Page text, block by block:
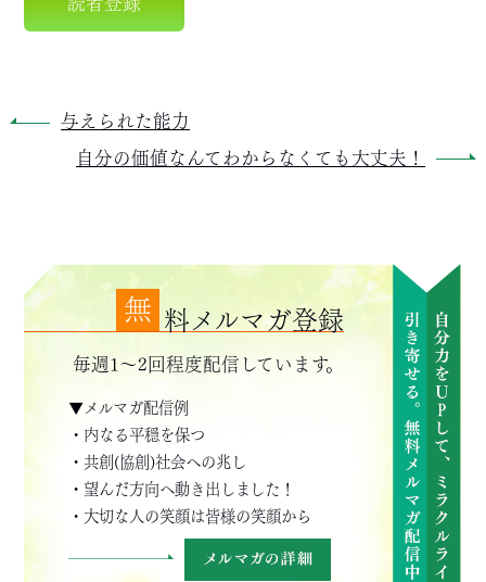
与えられた能力
自分の価値なんてわからなくても大丈夫！
無 料メルマガ登録
毎週1～2回程度配信しています。
▼メルマガ配信例
・内なる平穏を保つ
・共創(協創)社会への兆し
・望んだ方向へ動き出しました！
・大切な人の笑顔は皆様の笑顔から